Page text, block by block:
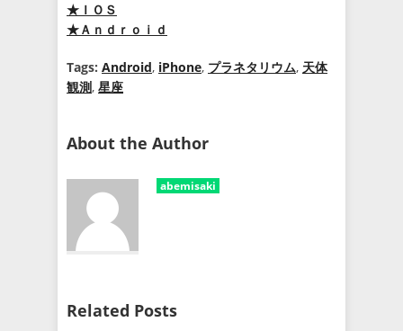
★ＩＯＳ
★Ａｎｄｒｏｉｄ
Tags: Android, iPhone, プラネタリウム, 天体
観測, 星座
About the Author
abemisaki
Related Posts